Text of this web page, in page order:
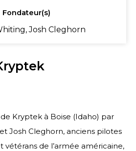
Fondateur(s)
Josh Cleghorn
Kryptek à Boise (Idaho) par
Josh Cleghorn, anciens pilotes
vétérans de l’armée américaine,